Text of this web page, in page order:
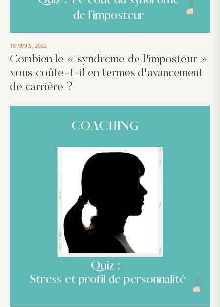
18 MARS, 2022
Combien le « syndrome de l'imposteur »
vous coûte-t-il en termes d'avancement
de carrière ?